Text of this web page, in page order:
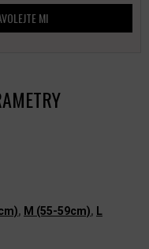
MI
, M (55-59cm), L